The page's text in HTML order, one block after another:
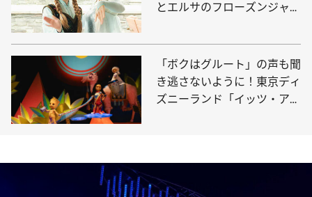
とエルサのフローズンジャー
「ボクはグルート」の声も聞
き逃さないように！東京ディ
ズニーランド「イッツ・ア・